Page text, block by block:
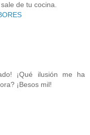
de tu cocina.
¡Qué ilusión me ha
¡Besos mil!